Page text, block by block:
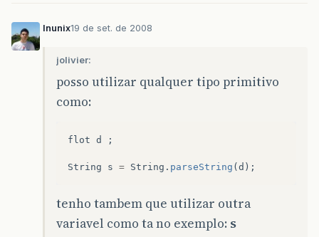
lnunix19 de set. de 2008
jolivier:
posso utilizar qualquer tipo primitivo
como:
flot d ;
String s = String . parseString ( d );
tenho tambem que utilizar outra
variavel como ta no exemplo: s